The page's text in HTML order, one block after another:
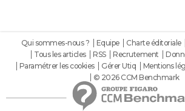
Qui sommes-nous ? Equipe Charte éditoriale
Tous les articles
RSS Recrutement
Paramétrer les cookies
Gérer Utiq Mentions
© 2026 CCM Benchmark